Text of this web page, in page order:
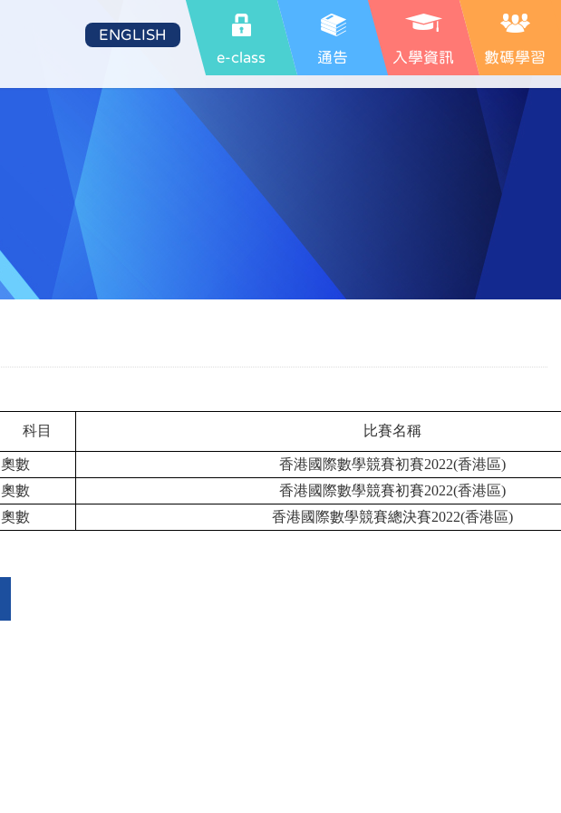
e-class 通告 入學資訊 數碼學習
ENGLISH
科目 比賽名稱
奧數
香港國際數學競賽初賽2022(香港區)
奧數
香港國際數學競賽初賽2022(香港區)
奧數 香港國際數學競賽總決賽2022(香港區)